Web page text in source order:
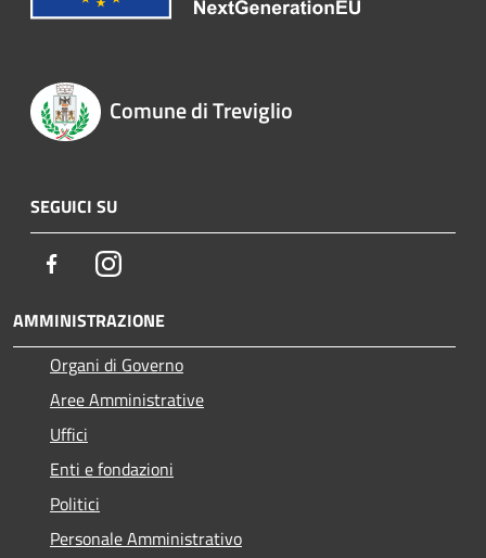
Comune di Treviglio
SEGUICI SU
FacebookInstagram
AMMINISTRAZIONE
Organi di Governo
Aree Amministrative
Uffici
Enti e fondazioni
Politici
Personale Amministrativo